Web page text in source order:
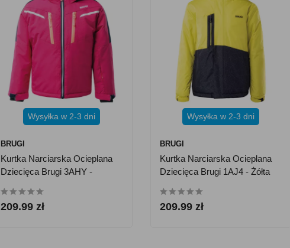
Wysyłka w 2-3 dni
BRUGI
Kurtka Narciarska Ocieplana
Dziecięca Brugi 3AHY -
209.99 zł
Wysyłka w 2-3 dni
BRUGI
Kurtka Narciarska Ocieplana
Dziecięca Brugi 1AJ4 - Żółta
209.99 zł